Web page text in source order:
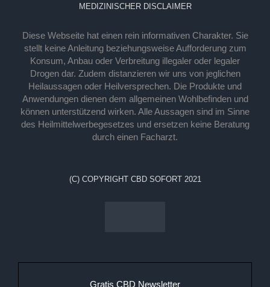
MEDIZINISCHER DISCLAIMER
Diese Webseite hat einen rein informativen Charakter. Sie
stellt keine Anleitung beziehungsweise Aufforderung zum
Konsum, Anbau oder Verbreitung illegaler oder legaler
Drogen dar. Zudem distanzieren wir uns von jeglichen
Heilaussagen oder Heilversprechen. Die Produkte und
Anwendungen dienen dem allgemeinen Wohlbefinden und
können unterstützend wirken. Alle Aussagen sind im Sinne
des Heilmittelwerbegesetzes und ersetzen keine Beratung
durch einen Facharzt.
(C) COPYRIGHT CBD SOFORT 2021
Gratis CBD Newsletter